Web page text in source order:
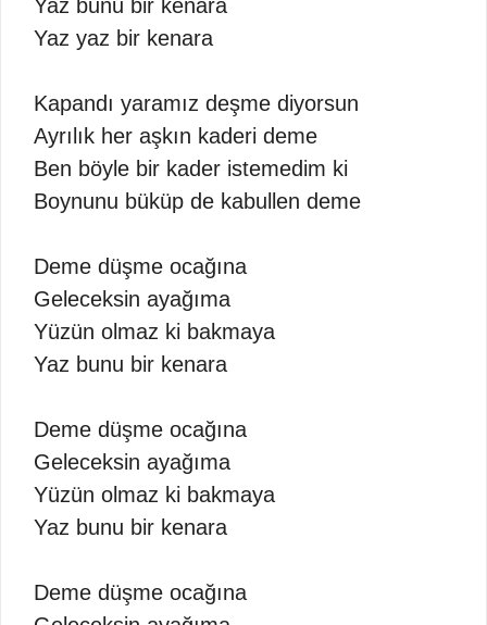
Yaz bunu bir kenara
Yaz yaz bir kenara
Kapandı yaramız deşme diyorsun
Ayrılık her aşkın kaderi deme
Ben böyle bir kader istemedim ki
Boynunu büküp de kabullen deme
Deme düşme ocağına
Geleceksin ayağıma
Yüzün olmaz ki bakmaya
Yaz bunu bir kenara
Deme düşme ocağına
Geleceksin ayağıma
Yüzün olmaz ki bakmaya
Yaz bunu bir kenara
Deme düşme ocağına